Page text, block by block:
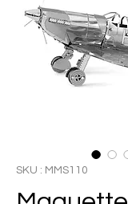
SKU : MMS110